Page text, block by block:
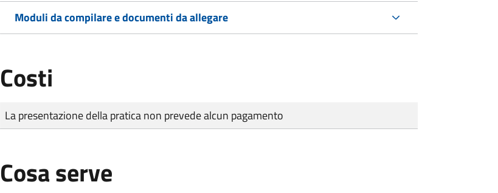
Moduli da compilare e documenti da allegare
Costi
Tipo di pagamento
Importo
La presentazione della pratica non prevede alcun pagamento
Cosa serve